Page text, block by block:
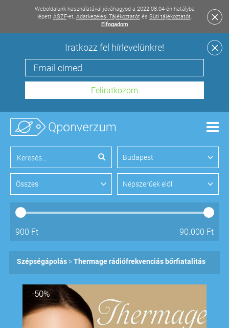
Weboldalunk használatával jóváhagyod a 2022.08.04-én hatályba
lépett ÁSZF-et, Adatkezelési Tájékoztatót és Süti tájékoztatót.
Elfogadom
Iratkozz fel hírlevelünkre!
Budapest
Összes Népszerűek elöl
900 Ft 90.000 Ft
Szépségápolás Thermage rádiófrekvenciás bőrfiatalítás
-50%